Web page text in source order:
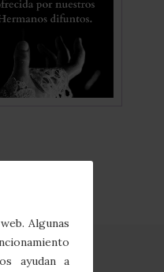
Algunas
ayudan a